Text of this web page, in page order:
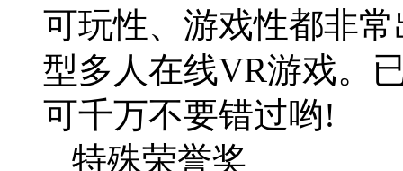
可玩性、游戏性都非
型多人在线VR游戏。
可千万不要错过哟!
特殊荣誉奖